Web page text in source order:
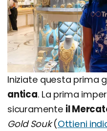
Iniziate questa prima
antica. La prima
sicuramente il
Gold Souk(Ottieni